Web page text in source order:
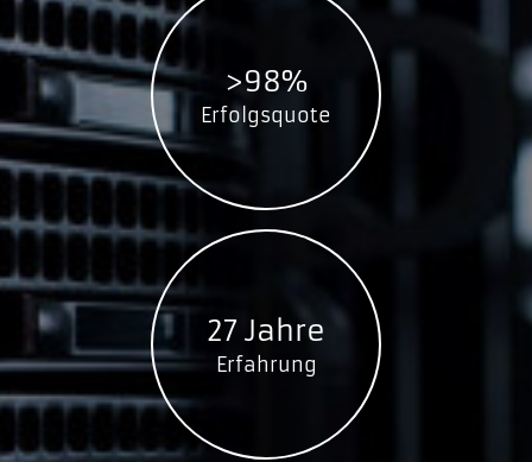
>98%
Erfolgsquote
27 Jahre
Erfahrung